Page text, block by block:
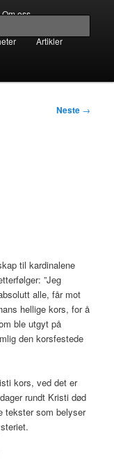
Om oss
Artikler
Neste →
til kardinalene
”Jeg
alle, får mot
hellige kors, for å
ble utgyt på
den korsfestede
kors, ved det er
rundt Kristi død
tekster som belyser